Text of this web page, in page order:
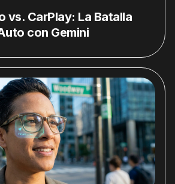
vs. CarPlay: La Batalla
con Gemini